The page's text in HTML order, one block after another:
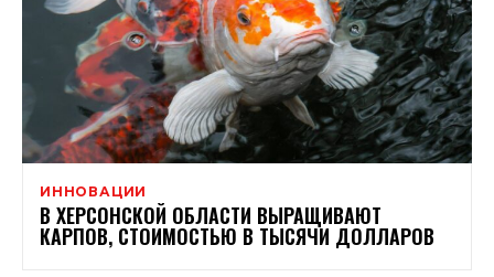
ИННОВАЦИИ
В ХЕРСОНСКОЙ ОБЛАСТИ ВЫРАЩИВАЮТ
КАРПОВ, СТОИМОСТЬЮ В ТЫСЯЧИ ДОЛЛАРОВ